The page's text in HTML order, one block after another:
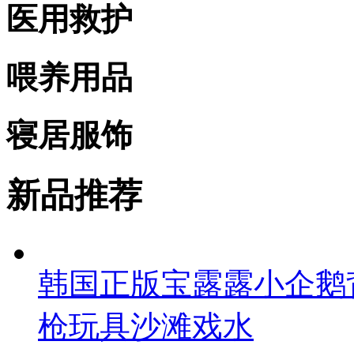
医用救护
喂养用品
寝居服饰
新品推荐
韩国正版宝露露小企
枪玩具沙滩戏水